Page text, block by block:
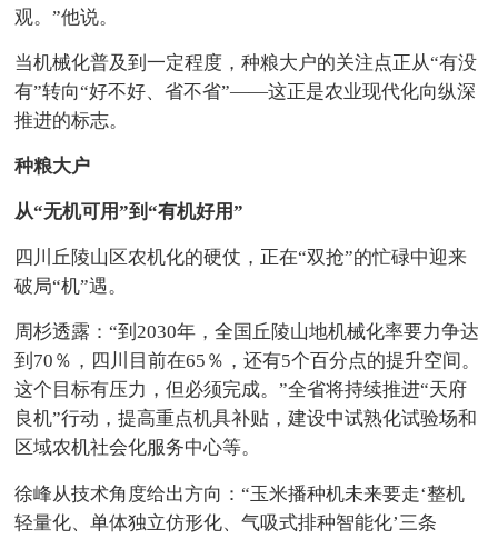
观。”他说。
当机械化普及到一定程度，种粮大户的关注点正从“有没
有”转向“好不好、省不省”——这正是农业现代化向纵深
推进的标志。
种粮大户
从“无机可用”到“有机好用”
四川丘陵山区农机化的硬仗，正在“双抢”的忙碌中迎来
破局“机”遇。
周杉透露：“到2030年，全国丘陵山地机械化率要力争达
到70％，四川目前在65％，还有5个百分点的提升空间。
这个目标有压力，但必须完成。”全省将持续推进“天府
良机”行动，提高重点机具补贴，建设中试熟化试验场和
区域农机社会化服务中心等。
徐峰从技术角度给出方向：“玉米播种机未来要走‘整机
轻量化、单体独立仿形化、气吸式排种智能化’三条